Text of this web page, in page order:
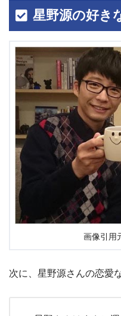
星野源の好き
画像引用
次に、星野源さんの恋愛